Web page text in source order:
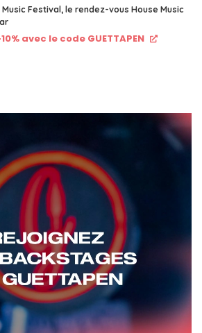
Music Festival, le rendez-vous House Music
avec le code GUETTAPEN